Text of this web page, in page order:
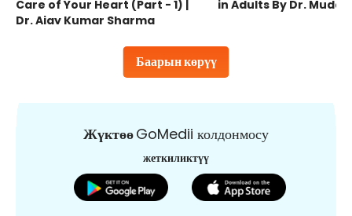
Баарын көрүү
Care of Your Heart (Part - 1) |
Dr. Ajay Kumar Sharma
in Adults By Dr.
ЖүктөөGoMedii колдонмосу
жеткиликтүү